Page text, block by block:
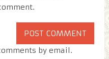
by email.